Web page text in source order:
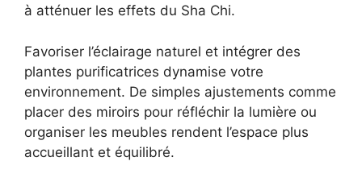
à atténuer les effets du Sha Chi.
Favoriser l’éclairage naturel et intégrer des
plantes purificatrices dynamise votre
environnement. De simples ajustements comme
placer des miroirs pour réfléchir la lumière ou
organiser les meubles rendent l’espace plus
accueillant et équilibré.